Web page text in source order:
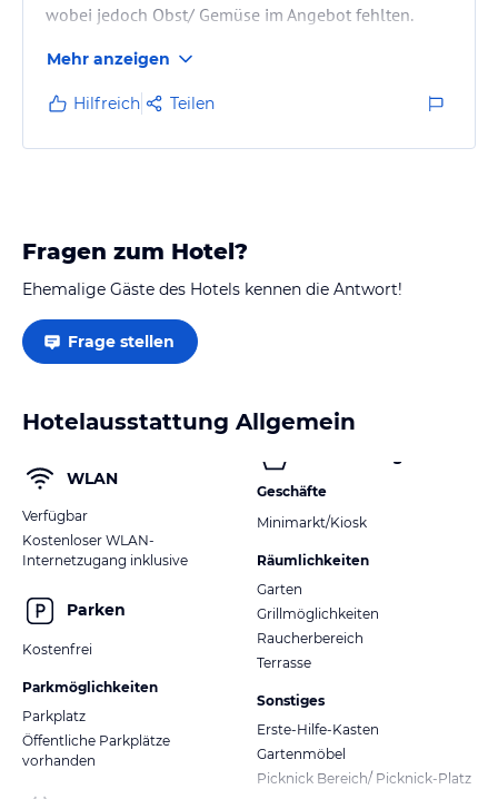
wobei jedoch Obst/ Gemüse im Angebot fehlten.
Mehr anzeigen
Hilfreich Teilen
Fragen zum Hotel?
Ehemalige Gäste des Hotels kennen die Antwort!
Frage stellen
Hotelausstattung Allgemein
WLAN
Verfügbar
Kostenloser WLAN-
Internetzugang inklusive
Parken
Kostenfrei
Parkmöglichkeiten
Parkplatz
Öffentliche Parkplätze
vorhanden
Geschäfte
Minimarkt/Kiosk
Räumlichkeiten
Garten
Grillmöglichkeiten
Raucherbereich
Terrasse
Sonstiges
Erste-Hilfe-Kasten
Gartenmöbel
Picknick Bereich/ Picknick-Platz